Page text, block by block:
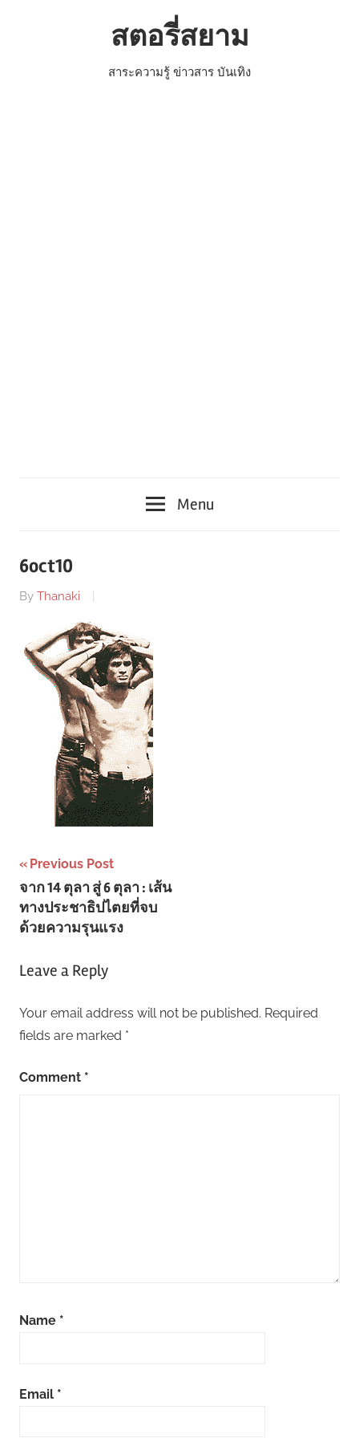
สตอรี่สยาม
สาระความรู้ ข่าวสาร บันเทิง
Menu
6oct10
By Thanaki
Post
navigation
Previous Post
จาก 14 ตุลา สู่ 6 ตุลา : เส้น
ทางประชาธิปไตยที่จบ
ด้วยความรุนแรง
Leave a Reply
Your email address will not be published. Required
fields are marked *
Comment *
Name *
Email *